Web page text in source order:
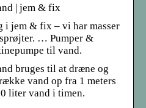
| jem & fix
i jem & fix – vi har masser
… Pumper &
til vand.
bruges til at dræne og
vand op fra 1 meters
liter vand i timen.